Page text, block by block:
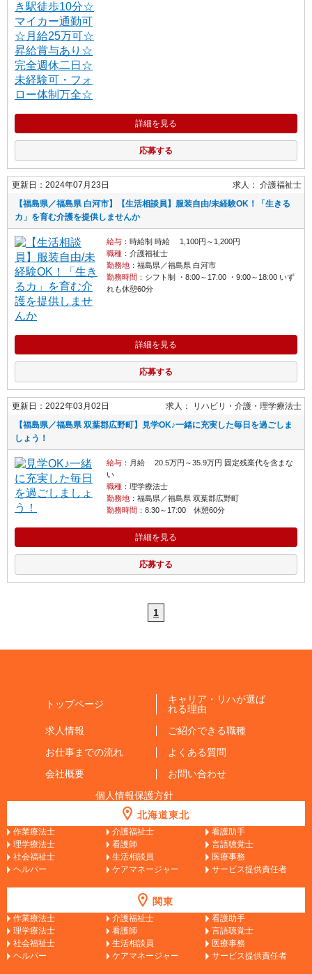
詳細を見る
応募する
更新日：2024年07月23日 求人： 介護福祉士
【福島県／福島県 白河市】【生活相談員】服装自由/未経験OK！「生きる
カ」を育む介護を提供しませんか
給与：時給制 時給 1,100円～1,200円
職種：介護福祉士
勤務地：福島県／福島県 白河市
勤務時間 ：シフト制 ・8:00～17:00 ・9:00～18:00 いず
れも休憩60分
詳細を見る
応募する
更新日：2022年03月02日 求人： リハビリ・介護
理学療法士
【福島県／福島県 双葉郡広野町】見学OK♪一緒に充実した毎日を過ごしま
しょう！
給与：月給 20.5万円～35.9万円 固定残業代を含まな
い
職種：理学療法士
勤務地：福島県／福島県 双葉郡広野町
勤務時間 ：8:30～17:00 休憩60分
詳細を見る
応募する
1
トップページ
キャリア・リハが選ば
れる理由
求人情報
ご紹介できる職種
お仕事までの流れ
よくある質問
会社概要
お問い合わせ
個人情報保護方針
北海道東北
作業療法士 介護福祉士
看護助手
理学療法士
看護師
言語聴覚士
社会福祉士
生活相談員
医療事務
ヘルパー
ケアマネージャー サービス提供責任者
関東
作業療法士 介護福祉士
看護助手
理学療法士
看護師
言語聴覚士
社会福祉士
生活相談員
医療事務
ヘルパー
ケアマネージャー サービス提供責任者